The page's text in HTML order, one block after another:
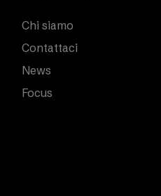
Chi siamo
Contattaci
News
Focus